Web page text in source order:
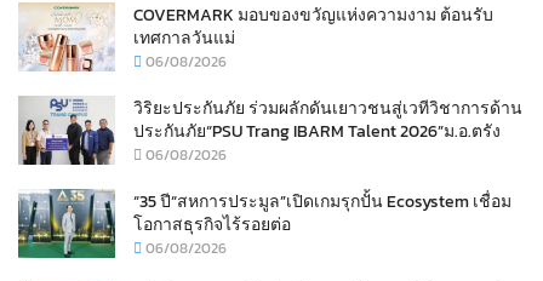
COVERMARK มอบของขวัญแห่งความงาม ต้อนรับ
เทศกาลวันแม่
06/08/2026
วิริยะประกันภัย ร่วมผลักดันเยาวชนสู่เวทีวิชาการด้าน
ประกันภัย“PSU Trang IBARM Talent 2026”ม.อ.ตรัง
06/08/2026
“35 ปี“สหการประมูล”เปิดเกมรุกปั้น Ecosystem เชื่อม
โอกาสธุรกิจไร้รอยต่อ
06/08/2026